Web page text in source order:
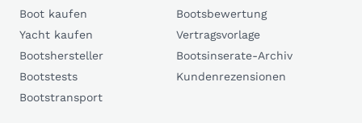
Boot kaufen
Yacht kaufen
Bootshersteller
Bootstests
Bootstransport
Bootsbewertung
Vertragsvorlage
Bootsinserate-Archiv
Kundenrezensionen